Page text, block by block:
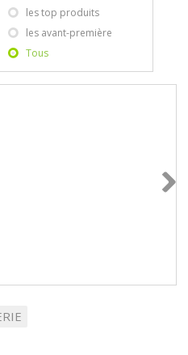
les top produits
les avant-première
Tous